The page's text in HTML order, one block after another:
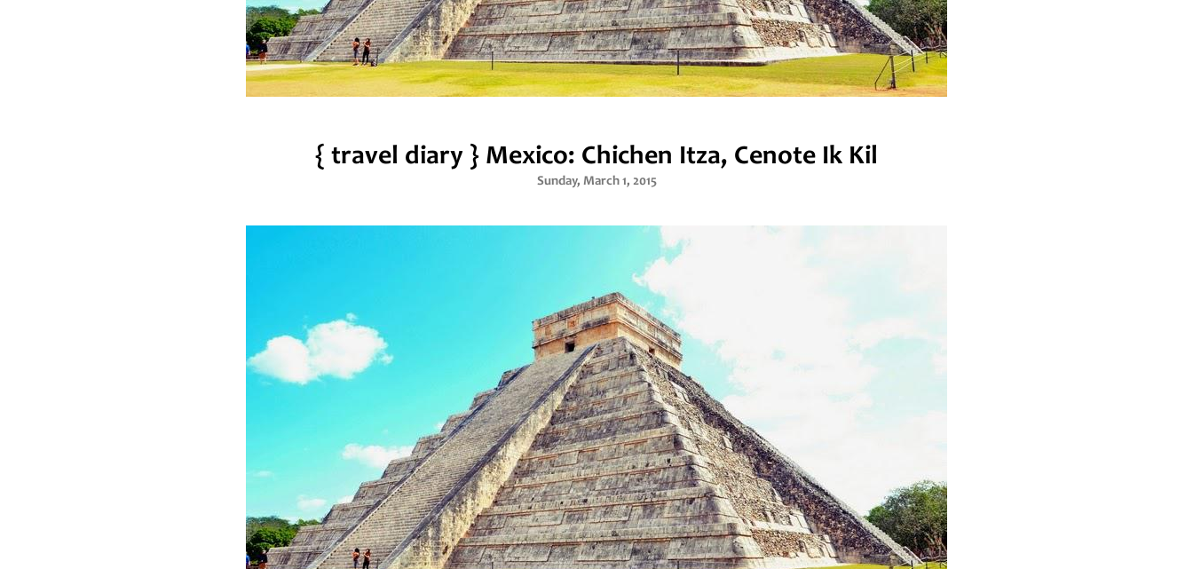
{ travel diary } Mexico: Chichen Itza, Cenote Ik Kil
Sunday, March 1, 2015